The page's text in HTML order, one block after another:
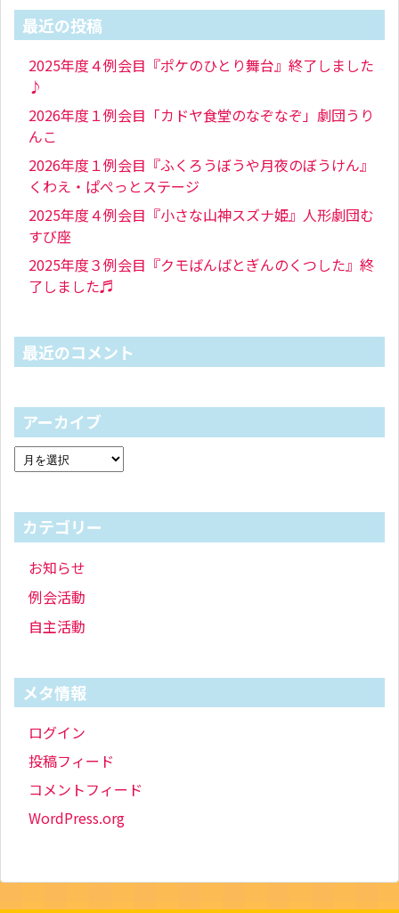
最近の投稿
2025年度４例会目『ポケのひとり舞台』終了しました
♪
2026年度１例会目「カドヤ食堂のなぞなぞ」劇団うり
んこ
2026年度１例会目『ふくろうぼうや月夜のぼうけん』
くわえ・ぱぺっとステージ
2025年度４例会目『小さな山神スズナ姫』人形劇団む
すび座
2025年度３例会目『クモばんばとぎんのくつした』終
了しました♬
最近のコメント
アーカイブ
カテゴリー
お知らせ
例会活動
自主活動
メタ情報
ログイン
投稿フィード
コメントフィード
WordPress.org